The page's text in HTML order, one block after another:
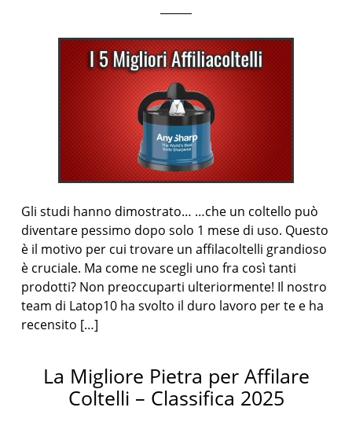
Gli studi hanno dimostrato… …che un coltello può
diventare pessimo dopo solo 1 mese di uso. Questo
è il motivo per cui trovare un affilacoltelli grandioso
è cruciale. Ma come ne scegli uno fra così tanti
prodotti? Non preoccuparti ulteriormente! Il nostro
team di Latop10 ha svolto il duro lavoro per te e ha
recensito […]
La Migliore Pietra per Affilare
Coltelli – Classifica 2025